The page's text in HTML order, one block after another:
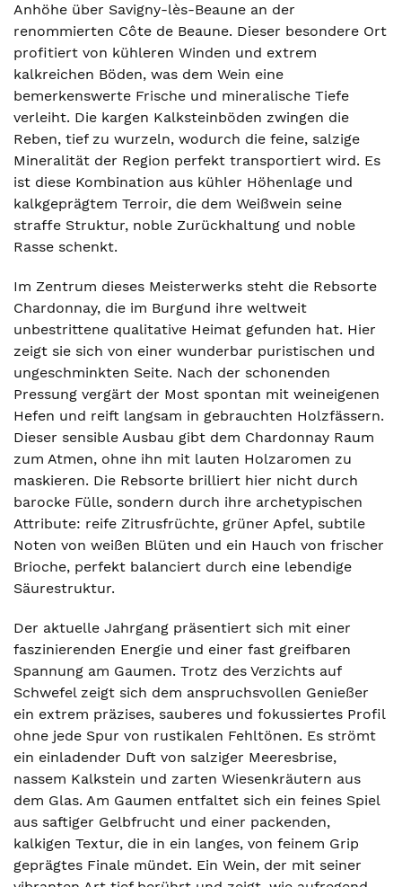
Anhöhe über Savigny-lès-Beaune an der
renommierten Côte de Beaune. Dieser besondere Ort
profitiert von kühleren Winden und extrem
kalkreichen Böden, was dem Wein eine
bemerkenswerte Frische und mineralische Tiefe
verleiht. Die kargen Kalksteinböden zwingen die
Reben, tief zu wurzeln, wodurch die feine, salzige
Mineralität der Region perfekt transportiert wird. Es
ist diese Kombination aus kühler Höhenlage und
kalkgeprägtem Terroir, die dem Weißwein seine
straffe Struktur, noble Zurückhaltung und noble
Rasse schenkt.
Im Zentrum dieses Meisterwerks steht die Rebsorte
Chardonnay, die im Burgund ihre weltweit
unbestrittene qualitative Heimat gefunden hat. Hier
zeigt sie sich von einer wunderbar puristischen und
ungeschminkten Seite. Nach der schonenden
Pressung vergärt der Most spontan mit weineigenen
Hefen und reift langsam in gebrauchten Holzfässern.
Dieser sensible Ausbau gibt dem Chardonnay Raum
zum Atmen, ohne ihn mit lauten Holzaromen zu
maskieren. Die Rebsorte brilliert hier nicht durch
barocke Fülle, sondern durch ihre archetypischen
Attribute: reife Zitrusfrüchte, grüner Apfel, subtile
Noten von weißen Blüten und ein Hauch von frischer
Brioche, perfekt balanciert durch eine lebendige
Säurestruktur.
Der aktuelle Jahrgang präsentiert sich mit einer
faszinierenden Energie und einer fast greifbaren
Spannung am Gaumen. Trotz des Verzichts auf
Schwefel zeigt sich dem anspruchsvollen Genießer
ein extrem präzises, sauberes und fokussiertes Profil
ohne jede Spur von rustikalen Fehltönen. Es strömt
ein einladender Duft von salziger Meeresbrise,
nassem Kalkstein und zarten Wiesenkräutern aus
dem Glas. Am Gaumen entfaltet sich ein feines Spiel
aus saftiger Gelbfrucht und einer packenden,
kalkigen Textur, die in ein langes, von feinem Grip
geprägtes Finale mündet. Ein Wein, der mit seiner